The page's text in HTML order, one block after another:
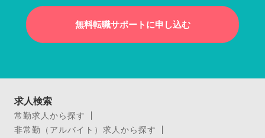
無料転職サポートに申し込む
求人検索
常勤求人から探す
非常勤（アルバイト）求人から探す